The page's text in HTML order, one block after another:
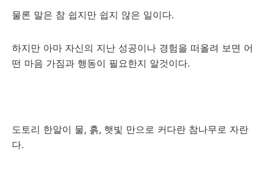
물론 말은 참 쉽지만 쉽지 않은 일이다.
하지만 아마 자신의 지난 성공이나 경험을 떠올려 보면 어
떤 마음 가짐과 행동이 필요한지 알것이다.
도토리 한알이 물, 흙, 햇빛 만으로 커다란 참나무로 자란
다.